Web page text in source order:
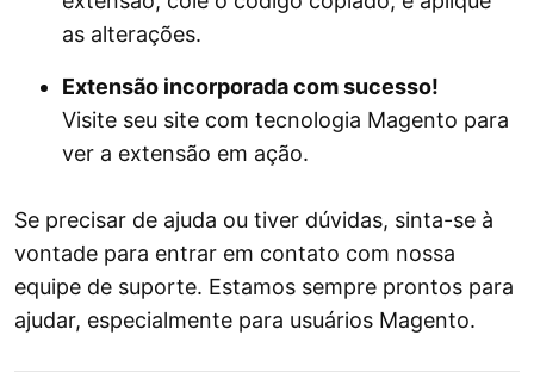
as alterações.
Extensão incorporada com sucesso!
Visite seu site com tecnologia Magento para
ver a extensão em ação.
Se precisar de ajuda ou tiver dúvidas, sinta-se à
vontade para entrar em contato com nossa
equipe de suporte. Estamos sempre prontos para
ajudar, especialmente para usuários Magento.